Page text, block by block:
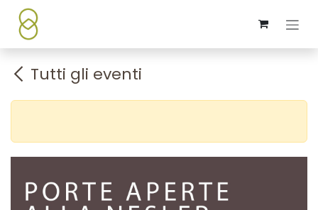
Passa al contenuto
Tutti gli eventi